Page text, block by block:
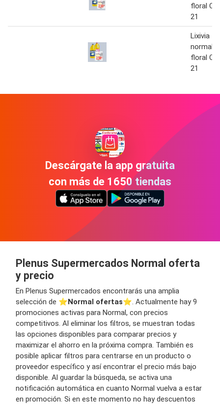
floral
21
Lixivia
normal/
floral
21
Descárgate la app gratuita
con más de 1650 tiendas
Plenus Supermercados Normal oferta
y precio
En Plenus Supermercados encontrarás una amplia
selección de ⭐️Normal ofertas⭐️. Actualmente hay 9
promociones activas para Normal, con precios
competitivos. Al eliminar los filtros, se muestran todas
las opciones disponibles para comparar precios y
maximizar el ahorro en la próxima compra. También es
posible aplicar filtros para centrarse en un producto o
proveedor específico y así encontrar el precio más bajo
disponible. Al guardar la búsqueda, se activa una
notificación automática en cuanto Normal vuelva a estar
en promoción. Si en este momento no hay descuentos